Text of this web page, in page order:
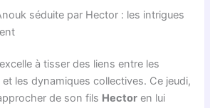
séduite par Hector : les intrigues
excelle à tisser des liens entre les
les dynamiques collectives. Ce jeudi,
de son fils Hector en lui